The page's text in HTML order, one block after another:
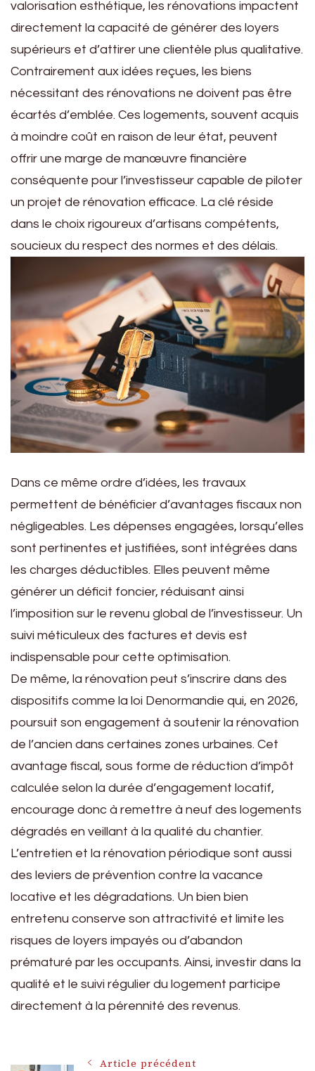
valorisation esthétique, les rénovations impactent
directement la capacité de générer des loyers
supérieurs et d’attirer une clientèle plus qualitative.
Contrairement aux idées reçues, les biens
nécessitant des rénovations ne doivent pas être
écartés d’emblée. Ces logements, souvent acquis
à moindre coût en raison de leur état, peuvent
offrir une marge de manœuvre financière
conséquente pour l’investisseur capable de piloter
un projet de rénovation efficace. La clé réside
dans le choix rigoureux d’artisans compétents,
soucieux du respect des normes et des délais.
Dans ce même ordre d’idées, les travaux
permettent de bénéficier d’avantages fiscaux non
négligeables. Les dépenses engagées, lorsqu’elles
sont pertinentes et justifiées, sont intégrées dans
les charges déductibles. Elles peuvent même
générer un déficit foncier, réduisant ainsi
l’imposition sur le revenu global de l’investisseur. Un
suivi méticuleux des factures et devis est
indispensable pour cette optimisation.
De même, la rénovation peut s’inscrire dans des
dispositifs comme la loi Denormandie qui, en 2026,
poursuit son engagement à soutenir la rénovation
de l’ancien dans certaines zones urbaines. Cet
avantage fiscal, sous forme de réduction d’impôt
calculée selon la durée d’engagement locatif,
encourage donc à remettre à neuf des logements
dégradés en veillant à la qualité du chantier.
L’entretien et la rénovation périodique sont aussi
des leviers de prévention contre la vacance
locative et les dégradations. Un bien bien
entretenu conserve son attractivité et limite les
risques de loyers impayés ou d’abandon
prématuré par les occupants. Ainsi, investir dans la
qualité et le suivi régulier du logement participe
directement à la pérennité des revenus.
Article précédent